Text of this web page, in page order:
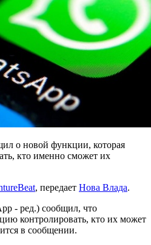
о новой функции, которая
кто именно сможет их
, передает Нова Влада.
- ред.) сообщил, что
контролировать, кто их может
в сообщении.